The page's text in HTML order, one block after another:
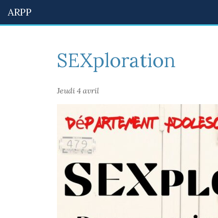
ARPP
SEXploration
Jeudi 4 avril